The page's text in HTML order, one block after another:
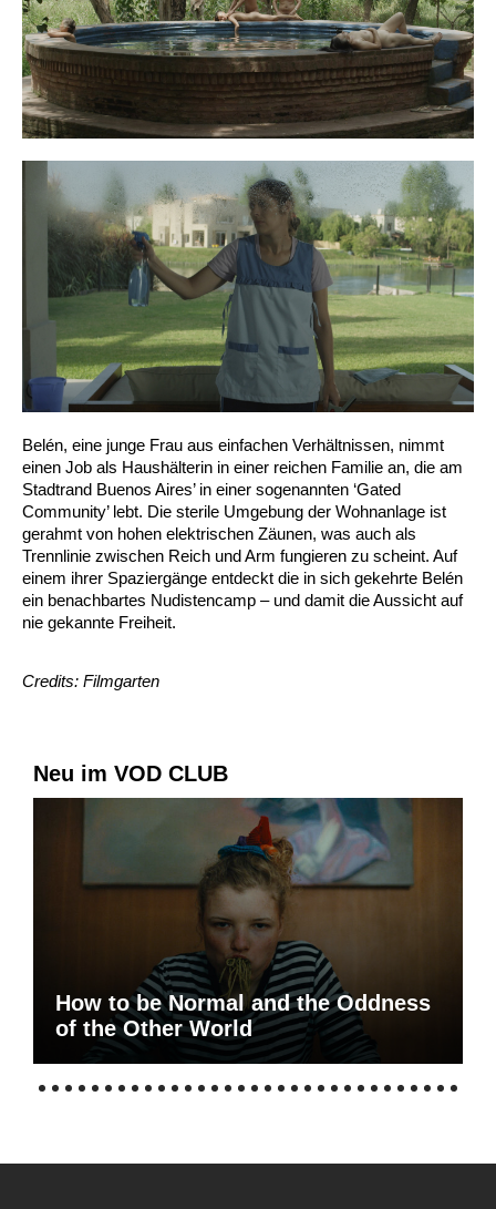
Belén, eine junge Frau aus einfachen Verhältnissen, nimmt
einen Job als Haushälterin in einer reichen Familie an, die am
Stadtrand Buenos Aires’ in einer sogenannten ‘Gated
Community’ lebt. Die sterile Umgebung der Wohnanlage ist
gerahmt von hohen elektrischen Zäunen, was auch als
Trennlinie zwischen Reich und Arm fungieren zu scheint. Auf
einem ihrer Spaziergänge entdeckt die in sich gekehrte Belén
ein benachbartes Nudistencamp – und damit die Aussicht auf
nie gekannte Freiheit.
Credits: Filmgarten
Neu im VOD CLUB
How to be Normal and the Oddness
of the Other World